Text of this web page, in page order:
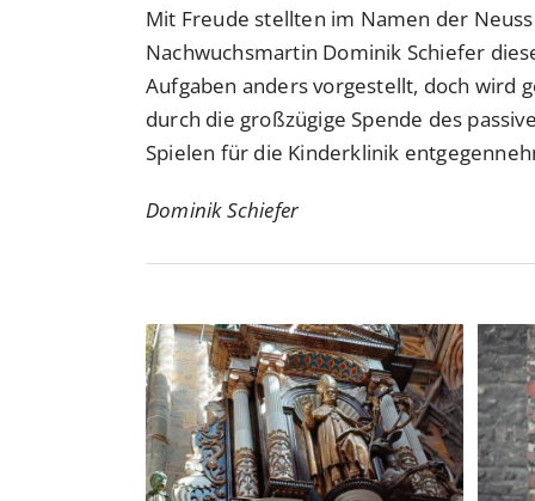
Mit Freude stellten im Namen der
Nachwuchsmartin Dominik Schiefer
Aufgaben anders vorgestellt, doch wird
durch die großzügige Spende des
Spielen für die Kinderklinik
Dominik Schiefer